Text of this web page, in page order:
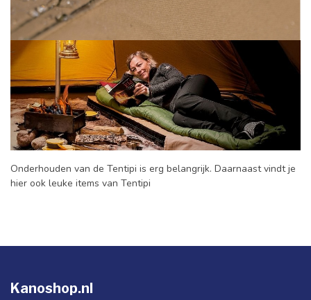
Onderhouden van de Tentipi is erg belangrijk. Daarnaast vindt je
hier ook leuke items van Tentipi
Kanoshop.nl